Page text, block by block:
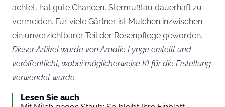
achtet, hat gute Chancen, Sternrußtau dauerhaft zu
vermeiden. Für viele Gärtner ist Mulchen inzwischen
ein unverzichtbarer Teil der Rosenpflege geworden.
Dieser Artikel wurde von Amalie Lynge erstellt und
veröffentlicht, wobei möglicherweise KI für die Erstellung
verwendet wurde
Lesen Sie auch